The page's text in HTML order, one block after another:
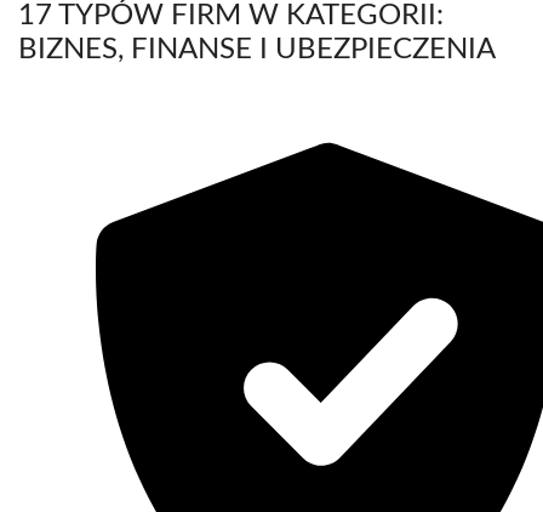
17 TYPÓW FIRM W KATEGORII:
BIZNES, FINANSE I UBEZPIECZENIA